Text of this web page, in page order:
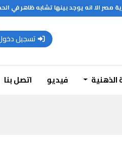
انه يوجد بينها تشابه ظاهر في
تسجيل
الذهنية فيديو اتصل بنا